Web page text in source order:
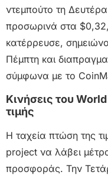
ντεμπούτο τη
προσωρινά στα
κατέρρευσε,
Πέμπτη και
σύμφωνα με το
Κινήσεις του
τιμής
Η ταχεία πτώση της
project να λάβει
προσφοράς. Την